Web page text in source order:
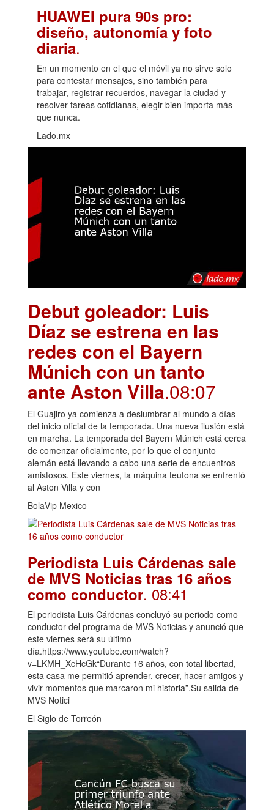
HUAWEI pura 90s pro:
diseño, autonomía y foto
diaria.
En un momento en el que el móvil ya no sirve solo
para contestar mensajes, sino también para
trabajar, registrar recuerdos, navegar la ciudad y
resolver tareas cotidianas, elegir bien importa más
que nunca.
Lado.mx
Debut goleador: Luis
Díaz se estrena en las
redes con el Bayern
Múnich con un tanto
ante Aston Villa.08:07
El Guajiro ya comienza a deslumbrar al mundo a días
del inicio oficial de la temporada. Una nueva ilusión está
en marcha. La temporada del Bayern Múnich está cerca
de comenzar oficialmente, por lo que el conjunto
alemán está llevando a cabo una serie de encuentros
amistosos. Este viernes, la máquina teutona se enfrentó
al Aston Villa y con
BolaVip Mexico
Periodista Luis Cárdenas sale
de MVS Noticias tras 16 años
como conductor. 08:41
El periodista Luis Cárdenas concluyó su periodo como
conductor del programa de MVS Noticias y anunció que
este viernes será su último
día.https://www.youtube.com/watch?
v=LKMH_XcHcGk“Durante 16 años, con total libertad,
esta casa me permitió aprender, crecer, hacer amigos y
vivir momentos que marcaron mi historia”.Su salida de
MVS Notici
El Siglo de Torreón